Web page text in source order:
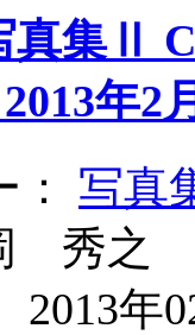
真集Ⅱ
年2
： 写真
秀之
2013年